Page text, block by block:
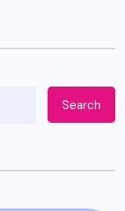
Search